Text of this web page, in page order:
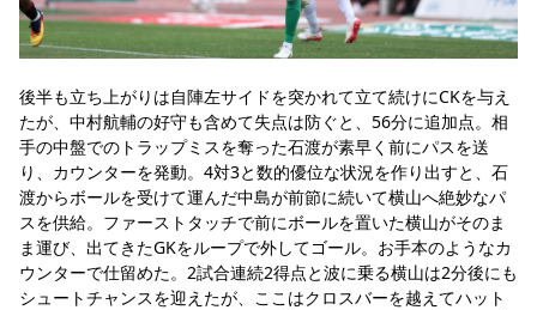
後半も立ち上がりは自陣左サイドを突かれて立て続けにCKを与え
たが、中村航輔の好守も含めて失点は防ぐと、56分に追加点。相
手の中盤でのトラップミスを奪った石渡が素早く前にパスを送
り、カウンターを発動。4対3と数的優位な状況を作り出すと、石
渡からボールを受けて運んだ中島が前節に続いて横山へ絶妙なパ
スを供給。ファーストタッチで前にボールを置いた横山がそのま
ま運び、出てきたGKをループで外してゴール。お手本のようなカ
ウンターで仕留めた。2試合連続2得点と波に乗る横山は2分後にも
シュートチャンスを迎えたが、ここはクロスバーを越えてハット